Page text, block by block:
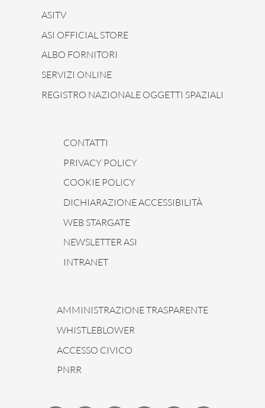
ASITV
ASI OFFICIAL STORE
ALBO FORNITORI
SERVIZI ONLINE
REGISTRO NAZIONALE OGGETTI SPAZIALI
CONTATTI
PRIVACY POLICY
COOKIE POLICY
DICHIARAZIONE ACCESSIBILITÀ
WEB STARGATE
NEWSLETTER ASI
INTRANET
AMMINISTRAZIONE TRASPARENTE
WHISTLEBLOWER
ACCESSO CIVICO
PNRR